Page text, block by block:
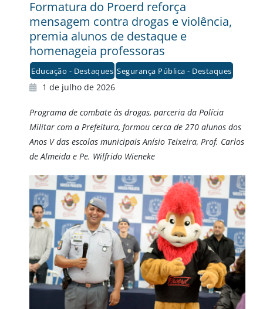
Formatura do Proerd reforça
mensagem contra drogas e violência,
premia alunos de destaque e
homenageia professoras
Educação - Destaques Segurança Pública - Destaques
1 de julho de 2026
Programa de combate às drogas, parceria da Polícia
Militar com a Prefeitura, formou cerca de 270 alunos dos
Anos V das escolas municipais Anísio Teixeira, Prof. Carlos
de Almeida e Pe. Wilfrido Wieneke